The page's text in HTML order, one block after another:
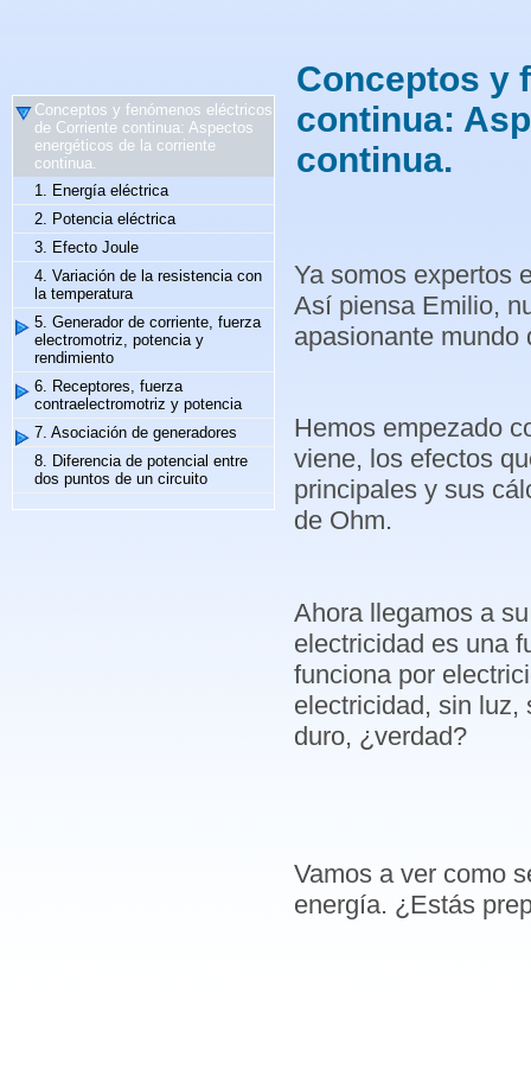
Conceptos y fenómenos eléctricos
de Corriente continua: Aspectos
energéticos de la corriente
continua.
1. Energía eléctrica
2. Potencia eléctrica
3. Efecto Joule
4. Variación de la resistencia con
la temperatura
5. Generador de corriente, fuerza
electromotriz, potencia y
rendimiento
6. Receptores, fuerza
contraelectromotriz y potencia
7. Asociación de generadores
8. Diferencia de potencial entre
dos puntos de un circuito
Conceptos y
continua:
continua.
Ya somos expertos
Así piensa Emilio,
apasionante mundo
Hemos empezado
viene, los efectos
principales y sus
de Ohm.
Ahora llegamos a
electricidad es una
funciona por
electricidad, sin luz,
duro, ¿verdad?
Vamos a ver como
energía. ¿Estás